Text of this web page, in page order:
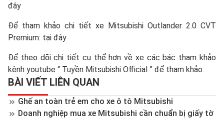
đây
Để tham khảo chi tiết xe Mitsubishi Outlander 2.0 CVT
Premium: tại đây
Để theo dõi chi tiết cụ thể hơn về xe các bác tham khảo
kênh youtube “ Tuyền Mitsubishi Official ” để tham khảo.
BÀI VIẾT LIÊN QUAN
Ghế an toàn trẻ em cho xe ô tô Mitsubishi
Doanh nghiệp mua xe Mitsubishi cần chuẩn bị giấy tờ